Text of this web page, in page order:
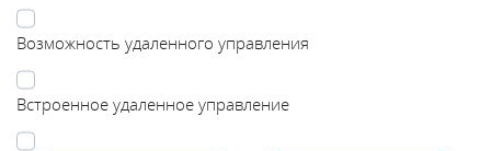
В
y
т
Возможность удаленного управления
Встроенное удаленное управление